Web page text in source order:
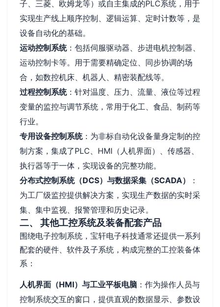
子、三菱、欧姆龙等）或自主集成的PLC系统，用于
实现生产线上顺序控制、逻辑运算、定时计数等，是
设备自动化的基础。
运动控制系统：包括伺服驱动器、步进电机控制器、
运动控制卡等。用于需要精确定位、同步协调的场
合，如数控机床、机器人、精密装配线等。
过程控制系统：针对温度、压力、流量、液位等过程
变量的监控与调节系统，常用于化工、食品、制药等
行业。
专用设备控制系统：为非标自动化设备量身定制的控
制方案，集成了PLC、HMI（人机界面）、传感器、
执行器等于一体，实现设备的完整功能。
分布式控制系统（DCS）与数据采集（SCADA）
：
为工厂级监控提供解决方案，实现生产数据的实时采
集、集中监视、报警管理和历史记录。
二、 其他工控系统及装备配套产品
围绕电子控制系统，宝轩电子科技通常还提供一系列
配套的硬件、软件及子系统，构成完整的工控装备体
系：
人机界面（HMI）与工业平板电脑 ：作为操作人员与
控制系统交互的窗口，提供直观的数据显示、参数设